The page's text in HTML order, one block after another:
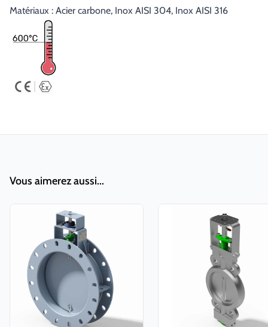
Matériaux : Acier carbone, Inox AISI 304, Inox AISI 316
Vous aimerez aussi...